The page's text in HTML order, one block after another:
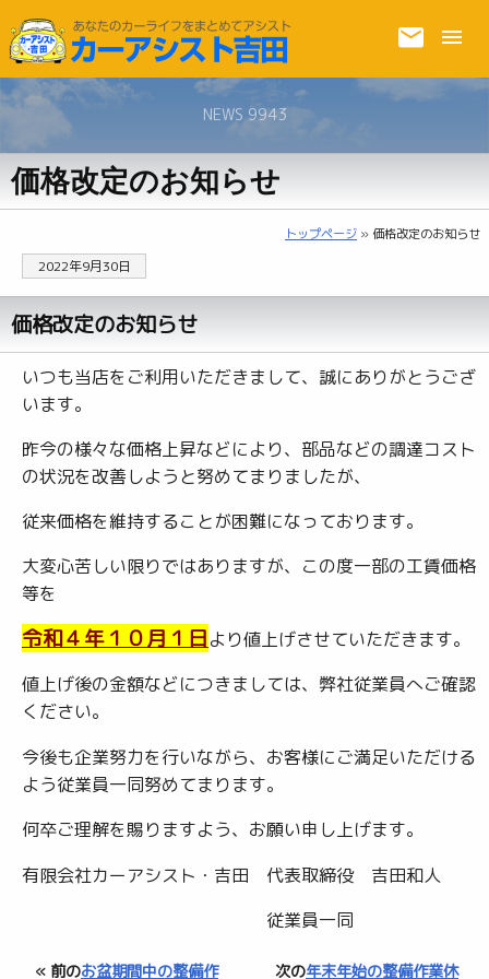
NEWS 9943
価格改定のお知らせ
トップページ » 価格改定のお知らせ
2022年9月30日
価格改定のお知らせ
いつも当店をご利用いただきまして、誠にありがとうござ
います。
昨今の様々な価格上昇などにより、部品などの調達コスト
の状況を改善しようと努めてまりましたが、
従来価格を維持することが困難になっております。
大変心苦しい限りではありますが、この度一部の工賃価格
等を
令和４年１０月１日より値上げさせていただきます。
値上げ後の金額などにつきましては、弊社従業員へご確認
ください。
今後も企業努力を行いながら、お客様にご満足いただける
よう従業員一同努めてまります。
何卒ご理解を賜りますよう、お願い申し上げます。
有限会社カーアシスト・吉田 代表取締役 吉田和人
従業員一同
« 前のお盆期間中の整備作 次の年末年始の整備作業休